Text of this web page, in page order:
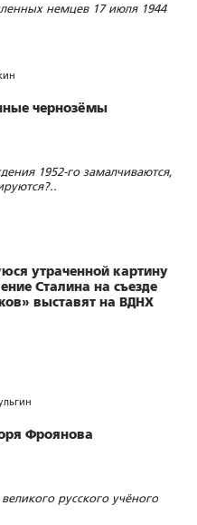
немцев 17 июля 1944
чернозёмы
1952-го замалчиваются,
утраченной картину
Сталина на съезде
выставят на ВДНХ
Фроянова
русского учёного